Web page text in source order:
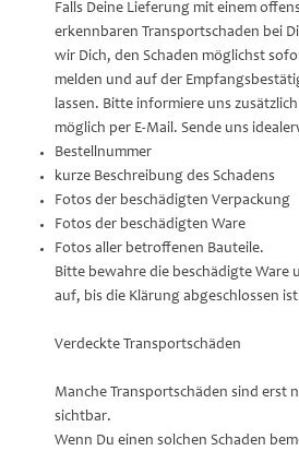
Falls Deine Lieferung mit einem
erkennbaren Transportschaden bei
wir Dich, den Schaden möglichst
melden und auf der
lassen. Bitte informiere uns
möglich per E-Mail. Sende uns
Bestellnummer
kurze Beschreibung des Schadens
Fotos der beschädigten Verpackung
Fotos der beschädigten Ware
Fotos aller betroffenen Bauteile.
Bitte bewahre die beschädigte Ware
auf, bis die Klärung abgeschlossen
Verdeckte Transportschäden
Manche Transportschäden sind erst
sichtbar.
Wenn Du einen solchen Schaden